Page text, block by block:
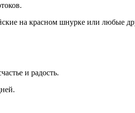
на красном шнурке или любые
и радость.